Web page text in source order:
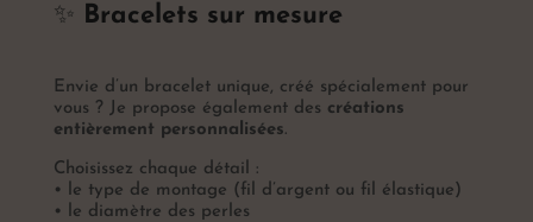
✨ Bracelets sur mesure
Envie d’un bracelet unique, créé spécialement pour
vous ? Je propose également des créations
entièrement personnalisées.
Choisissez chaque détail :
• le type de montage (fil d’argent ou fil élastique)
• le diamètre des perles